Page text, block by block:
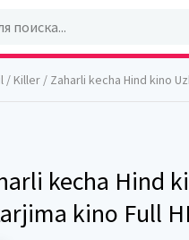
Killer / Zaharli kecha Hind kino Uzbek tilida
kecha Hind
kino Full